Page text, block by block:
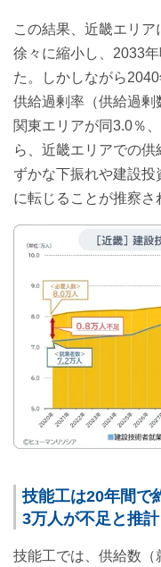
この結果、近畿エリ
徐々に縮小し、2033
た。しかしながら
供給過剰率（供給過剰
関東エリアが同3.0％
ら、近畿エリアでの
ずかな下振れや建設投
に転じることが推察さ
技能工は20年間で
3万人が不足と推計
技能工では、供給数